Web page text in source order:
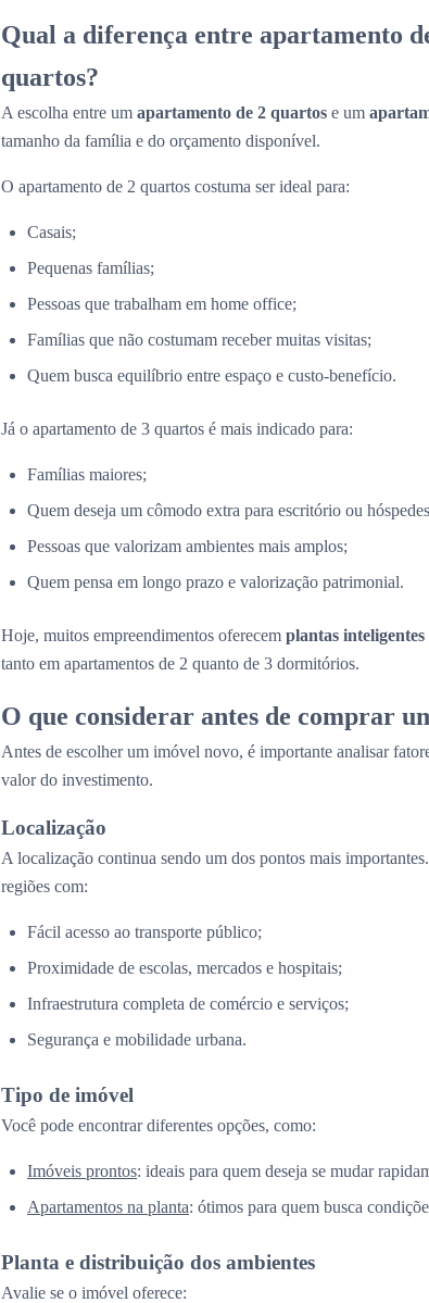
Qual a diferença entre apartamento
quartos?
A escolha entre um apartamento de 2 quartos e um
tamanho da família e do orçamento disponível.
O apartamento de 2 quartos costuma ser ideal para:
Casais;
Pequenas famílias;
Pessoas que trabalham em home office;
Famílias que não costumam receber muitas visitas;
Quem busca equilíbrio entre espaço e custo-benefício.
Já o apartamento de 3 quartos é mais indicado para:
Famílias maiores;
Quem deseja um cômodo extra para escritório ou
Pessoas que valorizam ambientes mais amplos;
Quem pensa em longo prazo e valorização patrimonial.
Hoje, muitos empreendimentos oferecem plantas
tanto em apartamentos de 2 quanto de 3 dormitórios.
O que considerar antes de comprar
Antes de escolher um imóvel novo, é importante analisar
valor do investimento.
Localização
A localização continua sendo um dos pontos mais
regiões com:
Fácil acesso ao transporte público;
Proximidade de escolas, mercados e hospitais;
Infraestrutura completa de comércio e serviços;
Segurança e mobilidade urbana.
Tipo de imóvel
Você pode encontrar diferentes opções, como:
Imóveis prontos: ideais para quem deseja se mudar
Apartamentos na planta: ótimos para quem busca
Planta e distribuição dos ambientes
Avalie se o imóvel oferece: